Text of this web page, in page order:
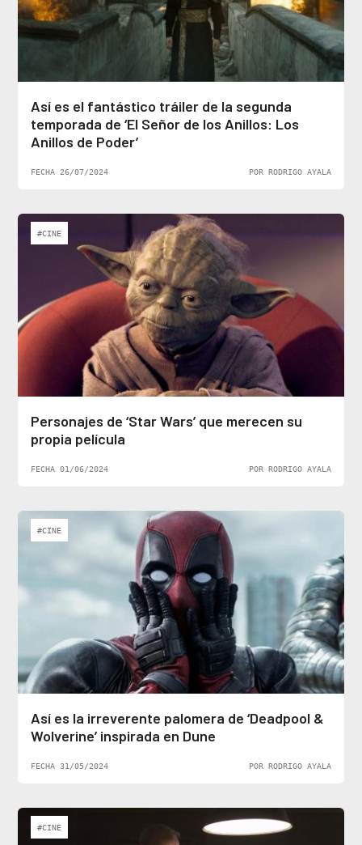
Así es el fantástico tráiler de la segunda
temporada de ‘El Señor de los Anillos: Los
Anillos de Poder’
FECHA 26/07/2024 POR RODRIGO AYALA
#CINE
Personajes de ‘Star Wars’ que merecen su
propia película
FECHA 01/06/2024 POR RODRIGO AYALA
#CINE
Así es la irreverente palomera de ‘Deadpool &
Wolverine’ inspirada en Dune
FECHA 31/05/2024 POR RODRIGO AYALA
#CINE